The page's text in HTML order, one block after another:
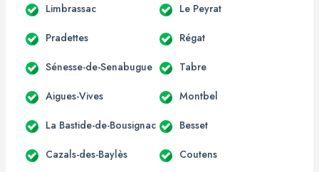
Limbrassac Le Peyrat
Pradettes Régat
Sénesse-de-Senabugue Tabre
Aigues-Vives Montbel
La Bastide-de-Bousignac Besset
Cazals-des-Baylès Coutens